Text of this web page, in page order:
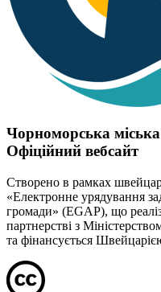
Чорноморська
Офіційний вебсайт
Створено в рамках
«Електронне урядування
громади» (EGAP), що
партнерстві з
та фінансується